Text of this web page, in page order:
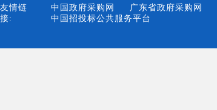
友情链
接:
中国政府采购网 广东省政府采购网
中国招投标公共服务平台